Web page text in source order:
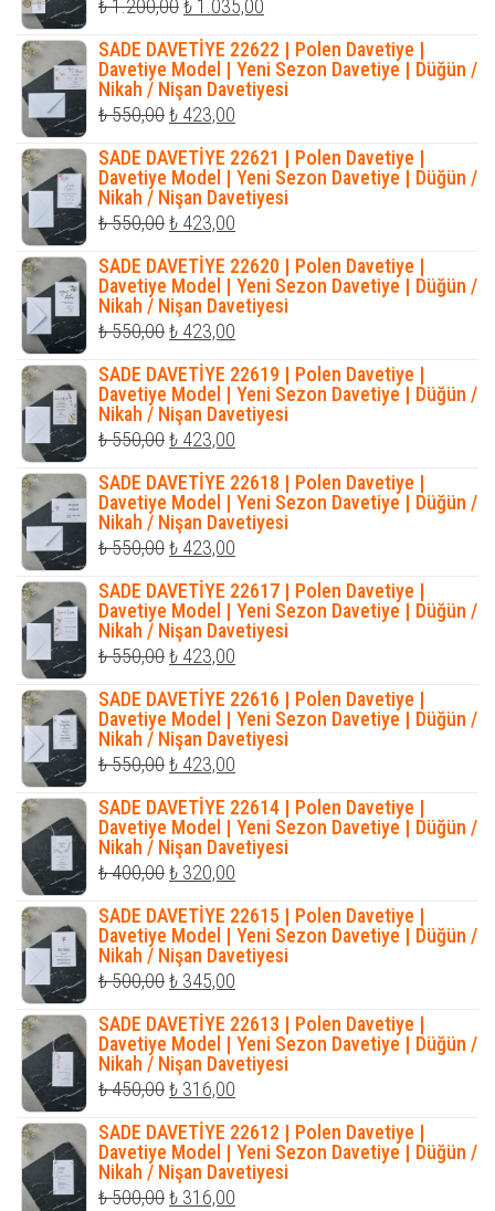
₺1.200,00Orijinal
fiyat:
₺ 1.200,00.
₺ 1.035,00
fiyat:
₺ 1.035,00.
SADE DAVETİYE 22622 | Polen Davetiye |
Davetiye Model | Yeni Sezon Davetiye | Düğün /
Nikah / Nişan Davetiyesi
₺550,00Orijinal
fiyat:
₺ 550,00.
₺ 423,00
fiyat:
₺ 423,00.
SADE DAVETİYE 22621 | Polen Davetiye |
Davetiye Model | Yeni Sezon Davetiye | Düğün /
Nikah / Nişan Davetiyesi
₺550,00Orijinal
fiyat:
₺ 550,00.
₺ 423,00
fiyat:
₺ 423,00.
SADE DAVETİYE 22620 | Polen Davetiye |
Davetiye Model | Yeni Sezon Davetiye | Düğün /
Nikah / Nişan Davetiyesi
₺550,00Orijinal
fiyat:
₺ 550,00.
₺ 423,00
fiyat:
₺ 423,00.
SADE DAVETİYE 22619 | Polen Davetiye |
Davetiye Model | Yeni Sezon Davetiye | Düğün /
Nikah / Nişan Davetiyesi
₺550,00Orijinal
fiyat:
₺ 550,00.
₺ 423,00
fiyat:
₺ 423,00.
SADE DAVETİYE 22618 | Polen Davetiye |
Davetiye Model | Yeni Sezon Davetiye | Düğün /
Nikah / Nişan Davetiyesi
₺550,00Orijinal
fiyat:
₺ 550,00.
₺ 423,00
fiyat:
₺ 423,00.
SADE DAVETİYE 22617 | Polen Davetiye |
Davetiye Model | Yeni Sezon Davetiye | Düğün /
Nikah / Nişan Davetiyesi
₺550,00Orijinal
fiyat:
₺ 550,00.
₺ 423,00
fiyat:
₺ 423,00.
SADE DAVETİYE 22616 | Polen Davetiye |
Davetiye Model | Yeni Sezon Davetiye | Düğün /
Nikah / Nişan Davetiyesi
₺550,00Orijinal
fiyat:
₺ 550,00.
₺ 423,00
fiyat:
₺ 423,00.
SADE DAVETİYE 22614 | Polen Davetiye |
Davetiye Model | Yeni Sezon Davetiye | Düğün /
Nikah / Nişan Davetiyesi
₺400,00Orijinal
fiyat:
₺ 400,00.
₺ 320,00
fiyat:
₺ 320,00.
SADE DAVETİYE 22615 | Polen Davetiye |
Davetiye Model | Yeni Sezon Davetiye | Düğün /
Nikah / Nişan Davetiyesi
₺500,00Orijinal
fiyat:
₺ 500,00.
₺ 345,00
fiyat:
₺ 345,00.
SADE DAVETİYE 22613 | Polen Davetiye |
Davetiye Model | Yeni Sezon Davetiye | Düğün /
Nikah / Nişan Davetiyesi
₺450,00Orijinal
fiyat:
₺ 450,00.
₺ 316,00
fiyat:
₺ 316,00.
SADE DAVETİYE 22612 | Polen Davetiye |
Davetiye Model | Yeni Sezon Davetiye | Düğün /
Nikah / Nişan Davetiyesi
₺500,00Orijinal
₺ 316,00